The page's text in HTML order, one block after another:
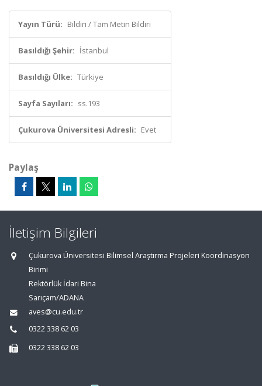
Yayın Türü: Bildiri / Tam Metin Bildiri
Basıldığı Şehir: İstanbul
Basıldığı Ülke: Türkiye
Sayfa Sayıları: ss.193
Çukurova Üniversitesi Adresli: Evet
Paylaş
İletişim Bilgileri
Çukurova Üniversitesi Bilimsel Araştırma Projeleri Koordinasyon
Birimi
Rektörlük İdari Bina
Sarıçam/ADANA
aves@cu.edu.tr
0322 338 62 03
0322 338 62 03